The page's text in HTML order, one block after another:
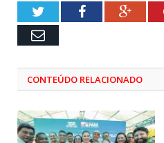
TwitterFacebook
Email
CONTEÚDO RELACIONADO